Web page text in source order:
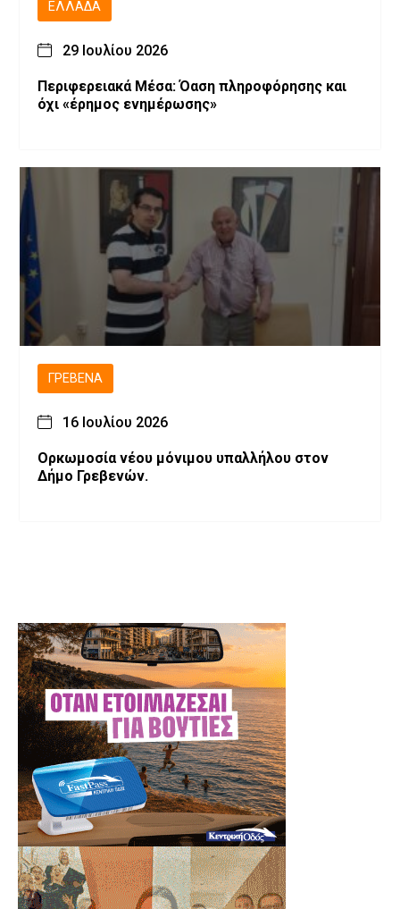
ΕΛΛΆΔΑ
29 Ιουλίου 2026
Περιφερειακά Μέσα: Όαση πληροφόρησης και
όχι «έρημος ενημέρωσης»
ΓΡΕΒΕΝΆ
16 Ιουλίου 2026
Ορκωμοσία νέου μόνιμου υπαλλήλου στον
Δήμο Γρεβενών.